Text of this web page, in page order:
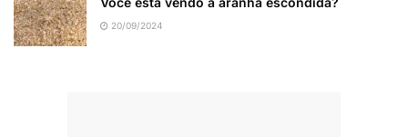
20/09/2024